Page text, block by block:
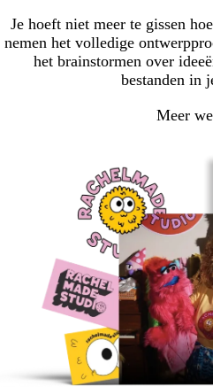
Je hoeft niet meer te gissen
nemen het volledige
het brainstormen over
bestanden in
Meer